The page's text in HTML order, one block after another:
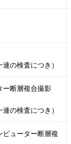
の検査につき）
ー断層複合撮影
の検査につき）
ピューター断層複